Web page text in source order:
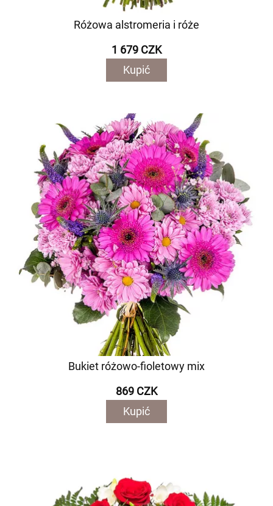
Różowa alstromeria i róże
1 679 CZK
Kupić
Bukiet różowo-fioletowy mix
869 CZK
Kupić